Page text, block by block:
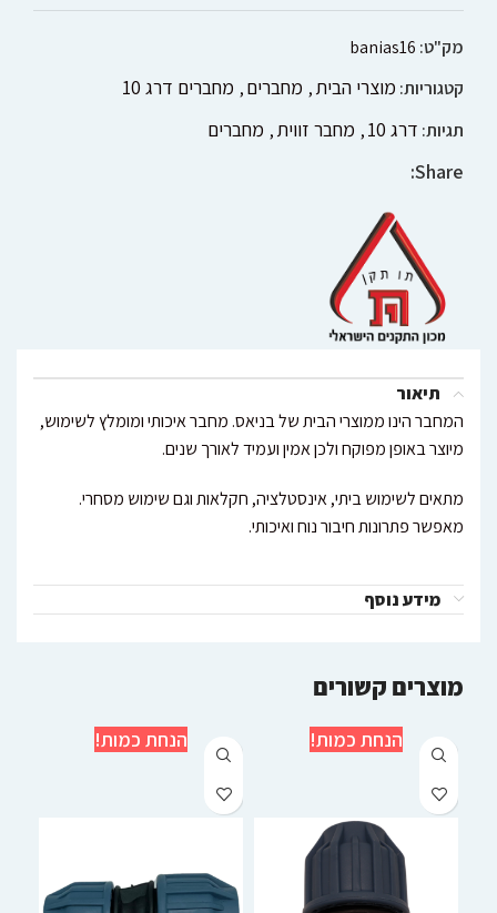
מק"ט: banias16
קטגוריות: מוצרי הבית, מחברים, מחברים דרג 10
תגיות: דרג 10 , מחבר זווית, מחברים
Share:
תיאור
המחבר הינו ממוצרי הבית של בניאס. מחבר איכותי ומומלץ לשימוש,
מיוצר באופן מפוקח ולכן אמין ועמיד לאורך שנים.
מתאים לשימוש ביתי, אינסטלציה, חקלאות וגם שימוש מסחרי.
מאפשר פתרונות חיבור נוח ואיכותי.
מידע נוסף
מוצרים קשורים
הנחת כמות! הנחת כמות!